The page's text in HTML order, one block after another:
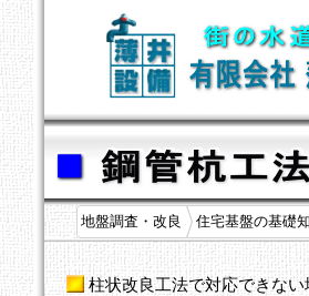
地盤調査・改良 住宅基盤の基礎
柱状改良工法で対応できな